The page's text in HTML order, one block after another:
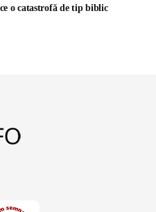
o catastrofă de tip biblic